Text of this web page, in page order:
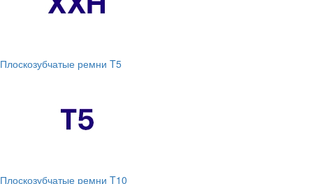
Плоскозубчатые ремни T5
Плоскозубчатые ремни T10